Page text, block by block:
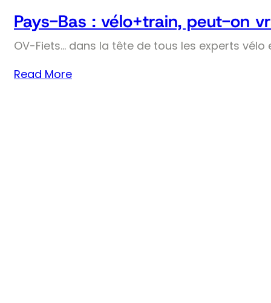
Pays-Bas : vélo+train, peut-on
OV-Fiets… dans la tête de tous les experts
Read More